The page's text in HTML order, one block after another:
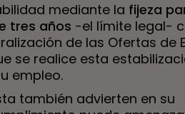
mediante la fijeza
tres años -el límite legal-
de las Ofertas de
se realice esta
empleo.
también advierten en su